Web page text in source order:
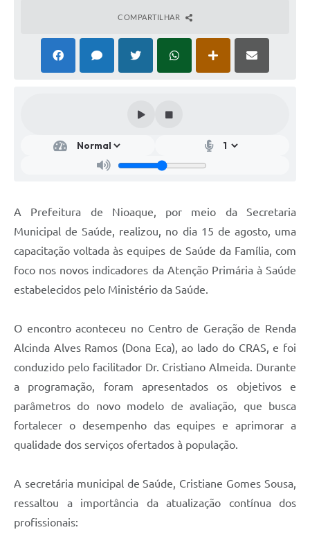
COMPARTILHAR
A Prefeitura de Nioaque, por meio da Secretaria
Municipal de Saúde, realizou, no dia 15 de agosto, uma
capacitação voltada às equipes de Saúde da Família, com
foco nos novos indicadores da Atenção Primária à Saúde
estabelecidos pelo Ministério da Saúde.
O encontro aconteceu no Centro de Geração de Renda
Alcinda Alves Ramos (Dona Eca), ao lado do CRAS, e foi
conduzido pelo facilitador Dr. Cristiano Almeida. Durante
a programação, foram apresentados os objetivos e
parâmetros do novo modelo de avaliação, que busca
fortalecer o desempenho das equipes e aprimorar a
qualidade dos serviços ofertados à população.
A secretária municipal de Saúde, Cristiane Gomes Sousa,
ressaltou a importância da atualização contínua dos
profissionais: